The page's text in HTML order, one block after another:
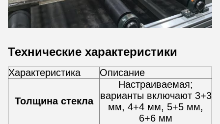
Технические характеристики
Характеристика Описание
Толщина стекла
Настраиваемая;
варианты включают 3+3
мм, 4+4 мм, 5+5 мм,
6+6 мм